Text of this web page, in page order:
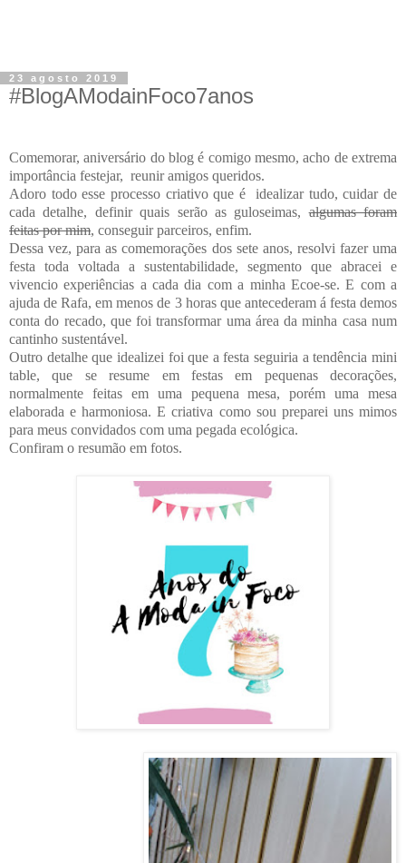
23 agosto 2019
#BlogAModainFoco7anos
Comemorar, aniversário do blog é comigo mesmo, acho de extrema
importância festejar, reuniramigos queridos.
Adoro todo esse processo criativo que é idealizar tudo, cuidar de
cada detalhe, definir quais serão as guloseimas,algumas foram
feitas por mim, conseguir parceiros, enfim.
Dessa vez, para as comemorações dos sete anos, resolvi fazer uma
festa toda voltada a sustentabilidade, segmento que abracei e
vivencio experiências a cada dia com a minha Ecoe-se. E com a
ajuda de Rafa, em menos de 3 horas que antecederam á festa demos
conta do recado, que foi transformar uma área da minha casa num
cantinho sustentável.
Outro detalhe que idealizei foi que a festa seguiria a tendência mini
table, que se resume em festas em pequenas decorações,
normalmente feitas em uma pequena mesa, porém uma mesa
elaborada e harmoniosa. E criativa como sou preparei uns mimos
para meus convidados com uma pegada ecológica.
Confiram o resumão em fotos.